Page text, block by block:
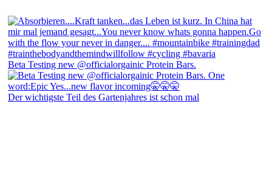
Beta Testing new @officialorgainic Protein Bars.
Der wichtigste Teil des Gartenjahres ist schon mal